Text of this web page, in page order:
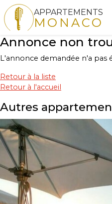
APPARTEMENTS
MONACO
Annonce non
L'annonce demandée n'a pas
Retour à la liste
Retour à l'accueil
Autres